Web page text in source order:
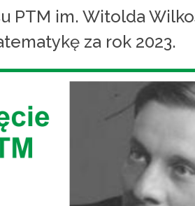
PTM im. Witolda
za rok 2023.